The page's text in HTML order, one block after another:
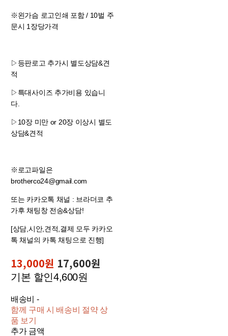
※왼가슴 로고인쇄 포함 / 10벌 주
문시 1장당가격
▷등판로고 추가시 별도상담&견
적
▷특대사이즈 추가비용 있습니
다.
▷10장 미만 or 20장 이상시 별도
상담&견적
※로고파일은
brotherco24@gmail.com
또는 카카오톡 채널 : 브라더코 추
가후 채팅창 전송&상담!
[상담,시안,견적,결제 모두 카카오
톡 채널의 카톡 채팅으로 진행]
13,000원 17,600원
기본 할인4,600원
배송비 -
함께 구매 시 배송비 절약 상
품 보기
추가 금액